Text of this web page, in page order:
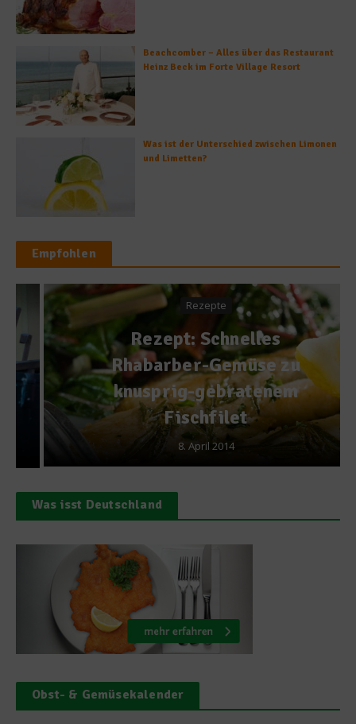
Beachcomber – Alles über das Restaurant
Heinz Beck im Forte Village Resort
Was ist der Unterschied zwischen Limonen
und Limetten?
Empfohlen
Rezepte
Rezept: Schnelles
Rhabarber-Gemüse zu
knusprig-gebratenem
Fischfilet
8. April 2014
Was isst Deutschland
Obst- & Gemüsekalender